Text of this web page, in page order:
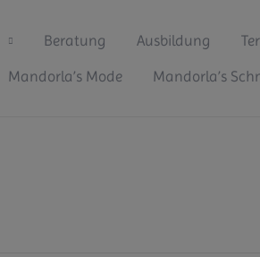
Beratung Ausbildung
Mandorla’s Mode Mandorla’s